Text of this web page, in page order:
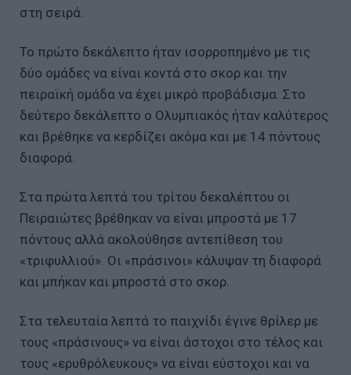
στη σειρά.
Το πρώτο δεκάλεπτο ήταν ισορροπημένο με τις
δύο ομάδες να είναι κοντά στο σκορ και την
πειραϊκή ομάδα να έχει μικρό προβάδισμα. Στο
δεύτερο δεκάλεπτο ο Ολυμπιακός ήταν καλύτερος
και βρέθηκε να κερδίζει ακόμα και με 14 πόντους
διαφορά.
Στα πρώτα λεπτά του τρίτου δεκαλέπτου οι
Πειραιώτες βρέθηκαν να είναι μπροστά με 17
πόντους αλλά ακολούθησε αντεπίθεση του
«τριφυλλιού». Οι «πράσινοι» κάλυψαν τη διαφορά
και μπήκαν και μπροστά στο σκορ.
Στα τελευταία λεπτά το παιχνίδι έγινε θρίλερ με
τους «πράσινους» να είναι άστοχοι στο τέλος και
τους «ερυθρόλευκους» να είναι εύστοχοι και να